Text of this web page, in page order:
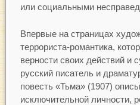
или социальными
Впервые на страницах
террориста-романтика,
верности своих действий и
русский писатель и
повесть «Тьма» (1907)
исключительной личности,